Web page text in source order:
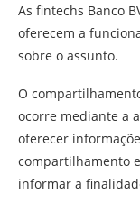
As fintechs Banco
oferecem a
sobre o assunto.
O
ocorre mediante a
oferecer
compartilhamento
informar a